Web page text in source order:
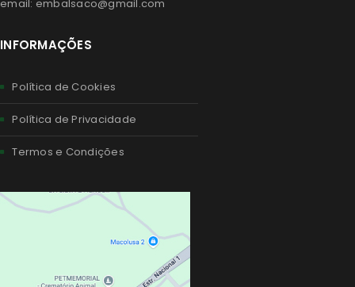
email: embalsaco@gmail.com
INFORMAÇÕES
Política de Cookies
Política de Privacidade
Termos e Condições